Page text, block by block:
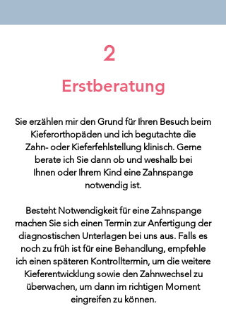
2
Erstberatung
Sie erzählen mir den Grund für Ihren Besuch beim
Kieferorthopäden und ich begutachte die
Zahn- oder Kieferfehlstellung klinisch. Gerne
berate ich Sie dann ob und weshalb bei
Ihnen oder Ihrem Kind eine Zahnspange
notwendig ist.
Besteht Notwendigkeit für eine Zahnspange
machen Sie sich einen Termin zur Anfertigung der
diagnostischen Unterlagen bei uns aus. Falls es
noch zu früh ist für eine Behandlung, empfehle
ich einen späteren Kontrolltermin, um die weitere
Kieferentwicklung sowie den Zahnwechsel zu
überwachen, um dann im richtigen Moment
eingreifen zu können.